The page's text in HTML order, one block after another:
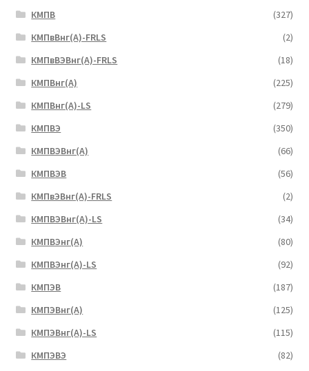
КМПВ
(327)
КМПвВнг(А)-FRLS
(2)
КМПвВЭВнг(А)-FRLS
(18)
КМПВнг(А)
(225)
КМПВнг(А)-LS
(279)
КМПВЭ
(350)
КМПВЭBнг(А)
(66)
КМПВЭВ
(56)
КМПвЭВнг(А)-FRLS
(2)
КМПВЭВнг(А)-LS
(34)
КМПВЭнг(А)
(80)
КМПВЭнг(А)-LS
(92)
КМПЭВ
(187)
КМПЭВнг(А)
(125)
КМПЭВнг(А)-LS
(115)
КМПЭВЭ
(82)